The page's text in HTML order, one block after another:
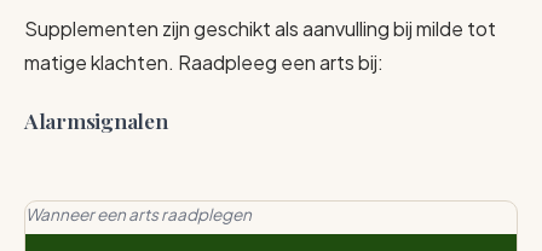
Supplementen zijn geschikt als aanvulling bij milde tot
matige klachten. Raadpleeg een arts bij:
Alarmsignalen
Wanneer een arts raadplegen